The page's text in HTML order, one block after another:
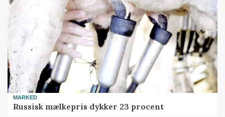
MARKED
Russisk mælkepris dykker 23 procent